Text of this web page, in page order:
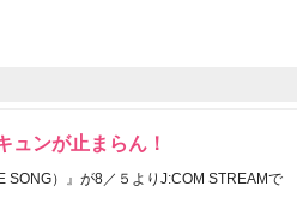
ュンが止まらん！
SONG）』が8／５よりJ:COM STREAMで